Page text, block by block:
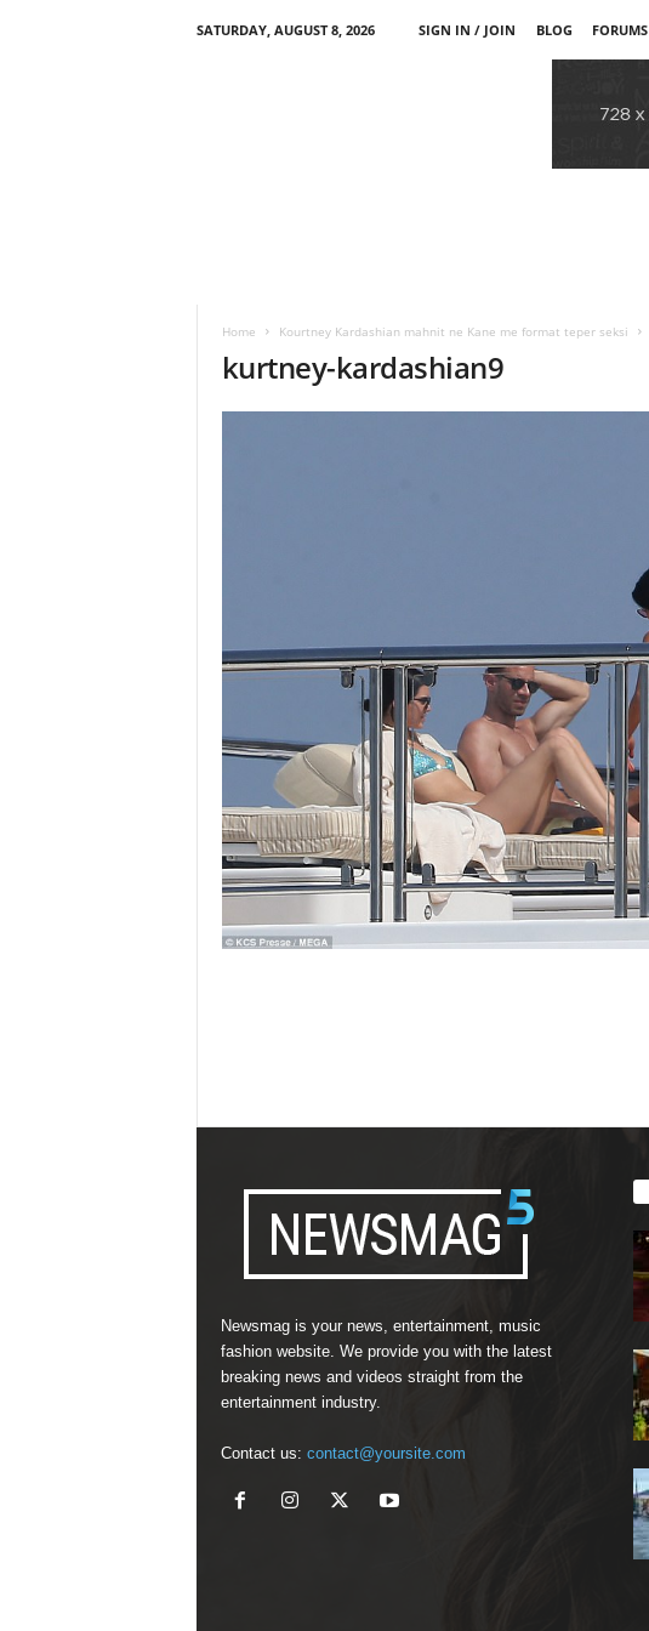
SATURDAY, AUGUST 8, 2026 SIGN IN / JOIN BLOG FORUMS
Home Kourtney Kardashian mahnit ne Kane me format teper seksi
kurtney-kardashian9
Newsmag is your news, entertainment, music
fashion website. We provide you with the latest
breaking news and videos straight from the
entertainment industry.
Contact us: contact@yoursite.com